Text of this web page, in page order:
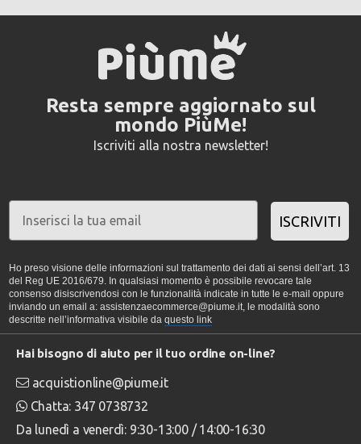
Resta sempre aggiornato sul
mondo PiùMe!
Iscriviti alla nostra newsletter!
ISCRIVITI
Ho preso visione delle informazioni sul trattamento dei dati ai sensi dell’art. 13
del Reg UE 2016/679. In qualsiasi momento è possibile revocare tale
consenso disiscrivendosi con le funzionalità indicate in tutte le e-mail oppure
inviando un email a: assistenzaecommerce@piume.it, le modalità sono
descritte nell’informativa visibile da questo link
Hai bisogno di aiuto per il tuo ordine on-line?
acquistionline@piume.it
Chatta: 347 0738732
Da lunedì a venerdì: 9:30-13:00 / 14:00-16:30